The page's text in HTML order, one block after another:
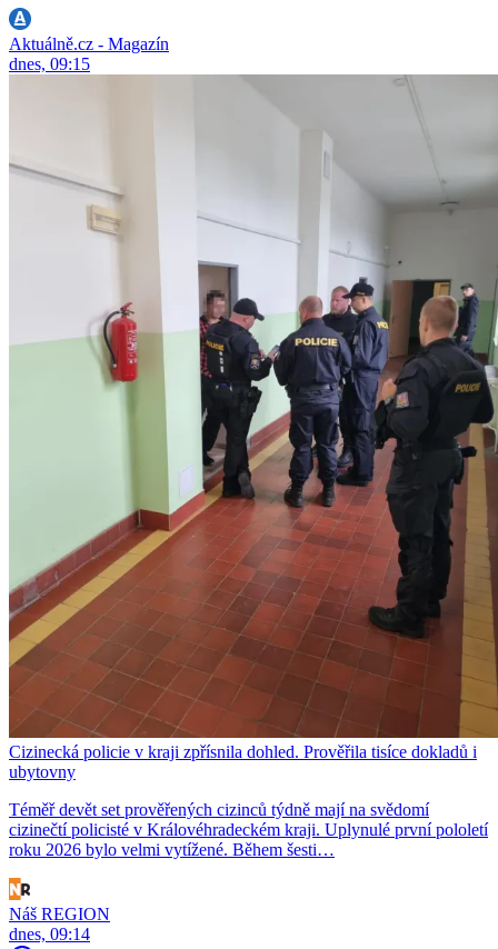
Aktuálně.cz - Magazín
dnes, 09:15
Cizinecká policie v kraji zpřísnila dohled. Prověřila tisíce dokladů i
ubytovny
Téměř devět set prověřených cizinců týdně mají na svědomí
cizinečtí policisté v Královéhradeckém kraji. Uplynulé první pololetí
roku 2026 bylo velmi vytížené. Během šesti…
Náš REGION
dnes, 09:14